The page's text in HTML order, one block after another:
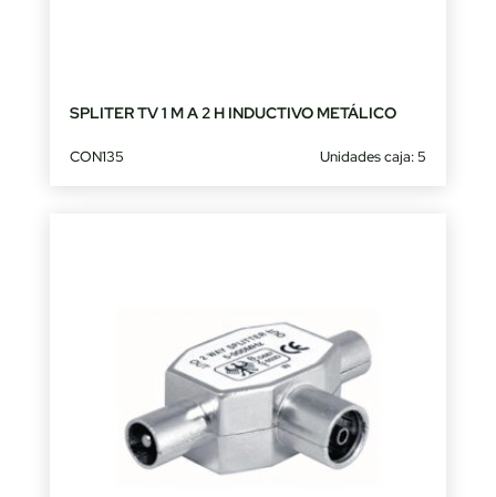
SPLITER TV 1 M A 2 H INDUCTIVO METÁLICO
CON135 Unidades caja: 5